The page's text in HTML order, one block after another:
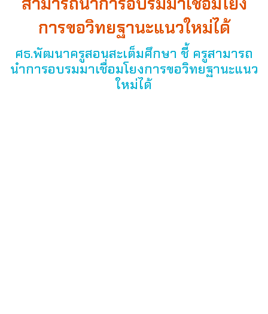
การขอวิทยฐานะแนวใหม่ได้
ศธ.พัฒนาครูสอนสะเต็มศึกษา ชี้ ครูสามารถ
นำการอบรมมาเชื่อมโยงการขอวิทยฐานะแนว
ใหม่ได้